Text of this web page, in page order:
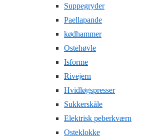
Suppegryder
Paellapande
kødhammer
Ostehøvle
Isforme
Rivejern
Hvidløgspresser
Sukkerskåle
Elektrisk peberkværn
Osteklokke